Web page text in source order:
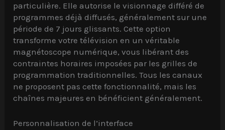
particulière. Elle autorise le visionnage différé de
programmes déjà diffusés, généralement sur une
période de 7 jours glissants. Cette option
transforme votre télévision en un véritable
magnétoscope numérique, vous libérant des
contraintes horaires imposées par les grilles de
programmation traditionnelles. Tous les canaux
ne proposent pas cette fonctionnalité, mais les
chaînes majeures en bénéficient généralement.
Personnalisation de l’interface